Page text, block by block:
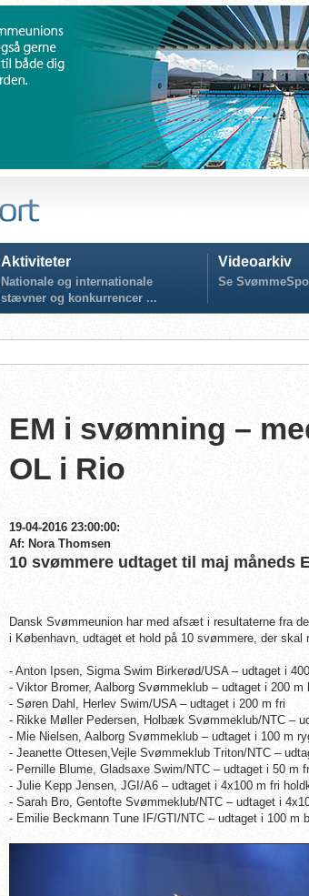
Aktiviteter
Nationale og internationale
stævner og konkurrencer ...
Videoarkiv
Se
EM i svømning –
OL i Rio
19-04-2016 23:00:00:
Af: Nora Thomsen
10 svømmere udtaget til maj måneds
Dansk Svømmeunion har med afsæt i resultaterne fra
i København, udtaget et hold på 10 svømmere, der
- Anton Ipsen, Sigma Swim Birkerød/USA – udtaget i
- Viktor Bromer, Aalborg Svømmeklub – udtaget i 200 m
- Søren Dahl, Herlev Swim/USA – udtaget i 200 m fri
- Rikke Møller Pedersen, Holbæk Svømmeklub/NTC –
- Mie Nielsen, Aalborg Svømmeklub – udtaget i 100 m
- Jeanette Ottesen,Vejle Svømmeklub Triton/NTC –
- Pernille Blume, Gladsaxe Swim/NTC – udtaget i 50 m
- Julie Kepp Jensen, JGI/A6 – udtaget i 4x100 m fri
- Sarah Bro, Gentofte Svømmeklub/NTC – udtaget i
- Emilie Beckmann Tune IF/GTI/NTC – udtaget i 100 m